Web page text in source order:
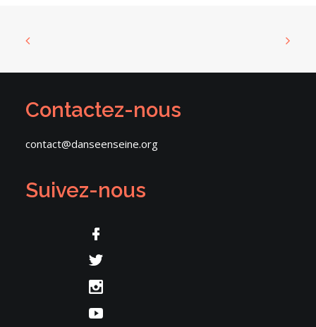
Contactez-nous
contact@danseenseine.org
Suivez-nous